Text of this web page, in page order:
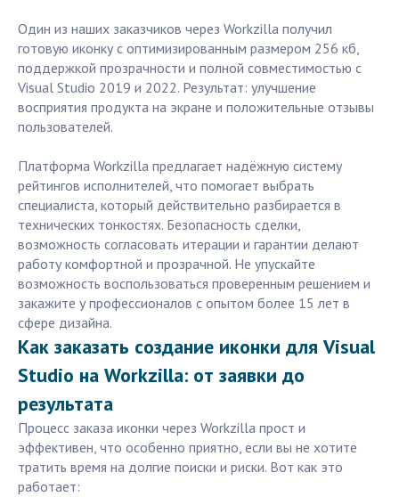
Один из наших заказчиков через Workzilla получил
готовую иконку с оптимизированным размером 256 кб,
поддержкой прозрачности и полной совместимостью с
Visual Studio 2019 и 2022. Результат: улучшение
восприятия продукта на экране и положительные отзывы
пользователей.
Платформа Workzilla предлагает надёжную систему
рейтингов исполнителей, что помогает выбрать
специалиста, который действительно разбирается в
технических тонкостях. Безопасность сделки,
возможность согласовать итерации и гарантии делают
работу комфортной и прозрачной. Не упускайте
возможность воспользоваться проверенным решением и
закажите у профессионалов с опытом более 15 лет в
сфере дизайна.
Как заказать создание иконки для Visual
Studio на Workzilla: от заявки до
результата
Процесс заказа иконки через Workzilla прост и
эффективен, что особенно приятно, если вы не хотите
тратить время на долгие поиски и риски. Вот как это
работает: